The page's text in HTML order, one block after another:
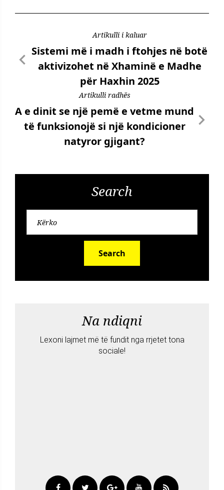
Artikulli i kaluar
Sistemi më i madh i ftohjes në botë
aktivizohet në Xhaminë e Madhe
për Haxhin 2025
Artikulli radhës
A e dinit se një pemë e vetme mund
të funksionojë si një kondicioner
natyror gjigant?
Search
Search
Na ndiqni
Lexoni lajmet më të fundit nga rrjetet tona
sociale!